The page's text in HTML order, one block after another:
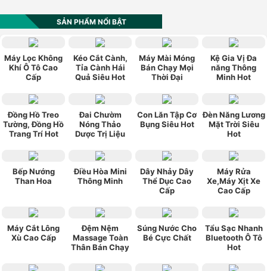
màu xanh dạ quang đi nhé
vn0984_520★★★★★
★★★★★
Sản phẩm có kiểu
dáng đẹp, hợp thời trang, phù hợp với túi
tiền, chính sách bảo hành tốt. Rất hài lòng về
sản phẩm này.
ngoquan112 ★★★★★
★★★★★
Mua cho ba mình
xài được hơn 1 tháng rồi , giá cả hợp lý , vừa
túi tiền , máy gọn nhẹ , ba mình rất vừa ý .
SẢN PHẨM NỔI BẬT
Máy Lọc Không
Khí Ô Tô Cao
Cấp
Kéo Cắt Cành,
Tỉa Cành Hái
Quả Siêu Hot
Máy Mài Móng
Bán Chạy Mọi
Thời Đại
Kệ Gia Vị Đa
năng Thông
Minh Hot
Đồng Hồ Treo
Tường, Đồng Hồ
Trang Trí Hot
Đai Chườm
Nóng Thảo
Dược Trị Liệu
Con Lăn Tập Cơ
Bụng Siêu Hot
Đèn Năng Lương
Mặt Trời Siêu
Hot
Bếp Nướng
Than Hoa
Điều Hòa Mini
Thông Minh
Dây Nhảy Dây
Thể Dục Cao
Cấp
Máy Rửa
Xe,Máy Xịt Xe
Cao Cấp
Máy Cắt Lông
Xù Cao Cấp
Đệm Nệm
Massage Toàn
Thân Bán Chạy
Súng Nước Cho
Bé Cực Chất
Tẩu Sạc Nhanh
Bluetooth Ô Tô
Hot